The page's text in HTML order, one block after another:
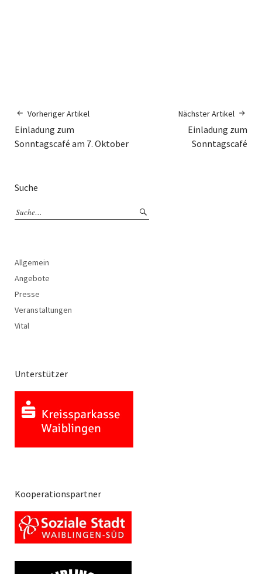
Vorheriger Artikel
Einladung zum
Sonntagscafé am 7. Oktober
Nächster Artikel
Einladung zum
Sonntagscafé
Suche
Allgemein
Angebote
Presse
Veranstaltungen
Vital
Unterstützer
Kooperationspartner